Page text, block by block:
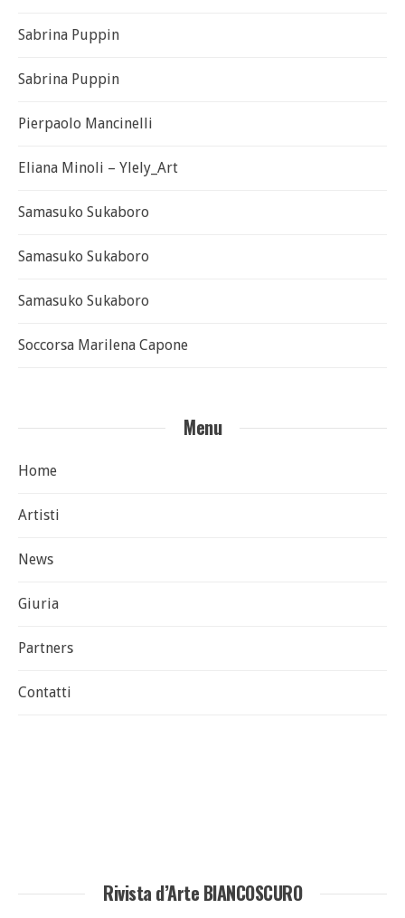
Sabrina Puppin
Sabrina Puppin
Pierpaolo Mancinelli
Eliana Minoli – Ylely_Art
Samasuko Sukaboro
Samasuko Sukaboro
Samasuko Sukaboro
Soccorsa Marilena Capone
Menu
Home
Artisti
News
Giuria
Partners
Contatti
Rivista d’Arte BIANCOSCURO